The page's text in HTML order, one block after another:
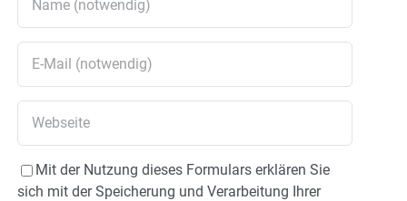
Mit der Nutzung dieses Formulars erklären Sie
sich mit der Speicherung und Verarbeitung Ihrer